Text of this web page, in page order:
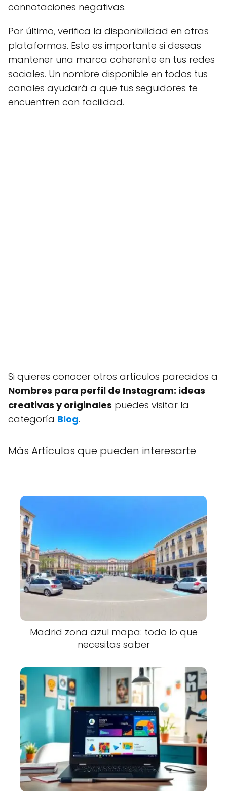
connotaciones negativas.
Por último, verifica la disponibilidad en otras
plataformas. Esto es importante si deseas
mantener una marca coherente en tus redes
sociales. Un nombre disponible en todos tus
canales ayudará a que tus seguidores te
encuentren con facilidad.
Si quieres conocer otros artículos parecidos a
Nombres para perfil de Instagram: ideas
creativas y originales puedes visitar la
categoría Blog.
Más Artículos que pueden interesarte
Madrid zona azul mapa: todo lo que
necesitas saber